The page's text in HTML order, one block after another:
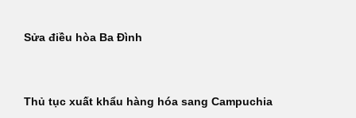
Sửa điều hòa Ba Đình
Thủ tục xuất khẩu hàng hóa sang Campuchia